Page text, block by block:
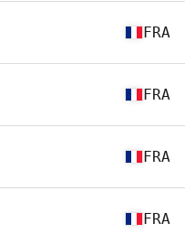
FRA
FRA
FRA
FRA